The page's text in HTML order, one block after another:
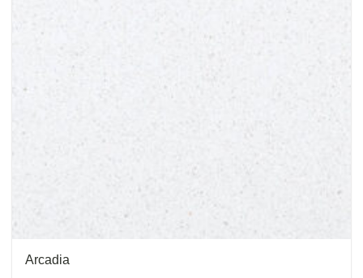
Arcadia